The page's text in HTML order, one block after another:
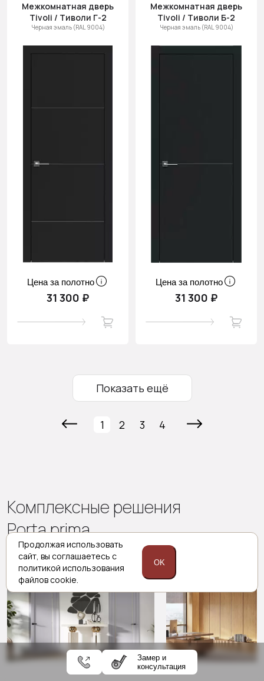
Межкомнатная дверь
Tivoli / Тиволи Г-2
Черная эмаль (RAL 9004)
Цена за полотно
31 300 ₽
Межкомнатная дверь
Tivoli / Тиволи Б-2
Черная эмаль (RAL 9004)
Цена за полотно
31 300 ₽
Показать ещё
1 2 3 4
Комплексные решения
Porta prima
Межкомнатные двери
Замер и
консультация
Продолжая использовать
сайт, вы соглашаетесь с
политикой использования
файлов cookie.
OK